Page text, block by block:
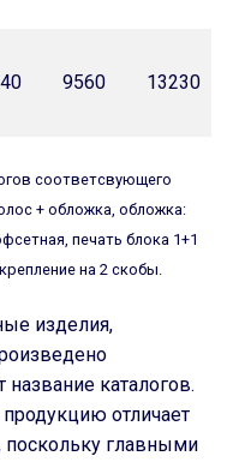
9560 13230
соответсвующего
+ обложка, обложка:
печать блока 1+1
на 2 скобы.
изделия,
каталогов.
отличает
поскольку главными